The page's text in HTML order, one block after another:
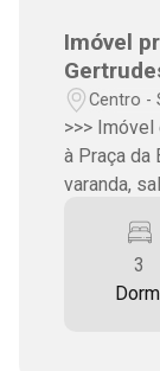
Imóvel
Centro -
>>>
à Praça da
varanda,
serviço,
banheiro,
3